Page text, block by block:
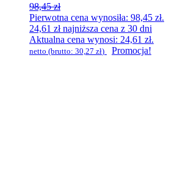
98,45zł
Pierwotna cena wynosiła: 98,45 zł.
24,61 złnajniższa cena z 30 dni
Aktualna cena wynosi: 24,61 zł.
netto (brutto: 30,27 zł) Promocja!